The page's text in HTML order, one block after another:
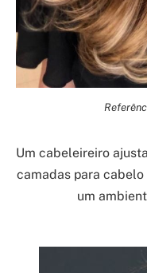
Um cabeleireiro
camadas para
um